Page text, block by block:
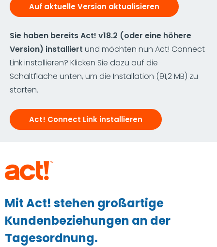
Auf aktuelle Version aktualisieren
Sie haben bereits Act! v18.2 (oder eine höhere
Version) installiert und möchten nun Act! Connect
Link installieren? Klicken Sie dazu auf die
Schaltfläche unten, um die Installation (91,2 MB) zu
starten.
Act! Connect Link installieren
Mit Act! stehen großartige
Kundenbeziehungen an der
Tagesordnung.